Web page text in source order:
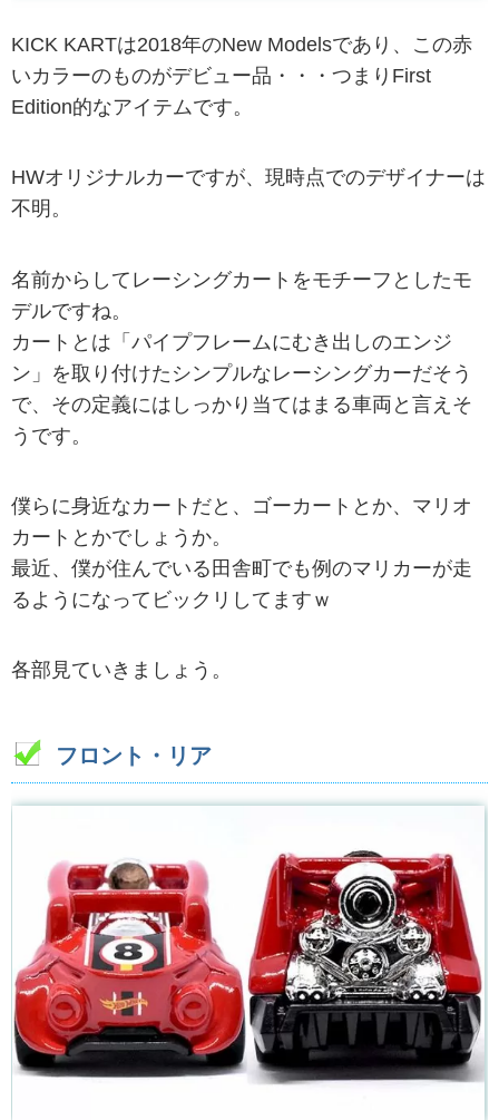
KICK KARTは2018年のNew Modelsであり、この赤
いカラーのものがデビュー品・・・つまりFirst
Edition的なアイテムです。
HWオリジナルカーですが、現時点でのデザイナーは
不明。
名前からしてレーシングカートをモチーフとしたモ
デルですね。
カートとは「パイプフレームにむき出しのエンジ
ン」を取り付けたシンプルなレーシングカーだそう
で、その定義にはしっかり当てはまる車両と言えそ
うです。
僕らに身近なカートだと、ゴーカートとか、マリオ
カートとかでしょうか。
最近、僕が住んでいる田舎町でも例のマリカーが走
るようになってビックリしてますｗ
各部見ていきましょう。
フロント・リア